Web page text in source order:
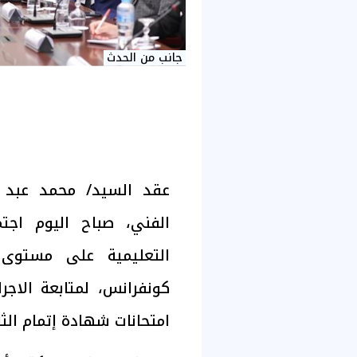
جانب من الحدث
عقد السيد/ محمد عبد
الفني، صباح اليوم
التعليمية على
كونفرانس، لمتابعة
امتحانات شهادة إتمام